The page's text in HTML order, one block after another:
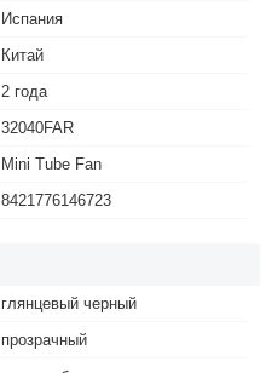
Испания
Китай
2 года
32040FAR
Mini Tube Fan
8421776146723
глянцевый черный
прозрачный